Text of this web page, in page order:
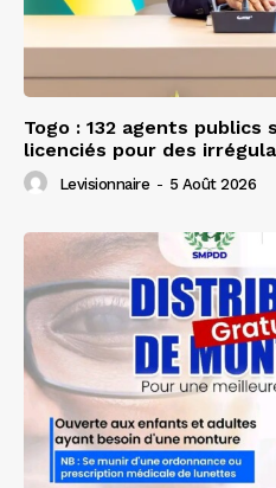
Togo : 132 agents publics
licenciés pour des
Levisionnaire - 5 Août 2026